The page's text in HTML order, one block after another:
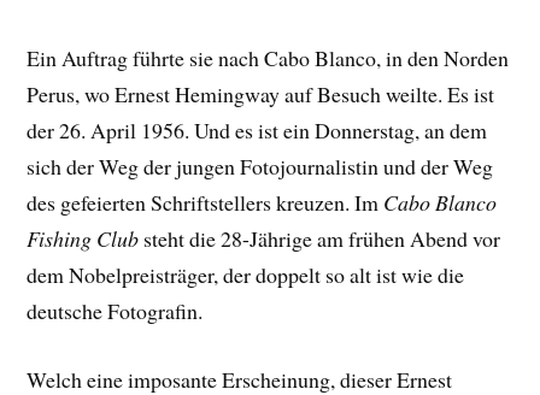
Ein Auftrag führte sie nach Cabo Blanco, in den Norden
Perus, wo Ernest Hemingway auf Besuch weilte. Es ist
der 26. April 1956. Und es ist ein Donnerstag, an dem
sich der Weg der jungen Fotojournalistin und der Weg
des gefeierten Schriftstellers kreuzen. Im Cabo Blanco
Fishing Club steht die 28-Jährige am frühen Abend vor
dem Nobelpreisträger, der doppelt so alt ist wie die
deutsche Fotografin.
Welch eine imposante Erscheinung, dieser Ernest